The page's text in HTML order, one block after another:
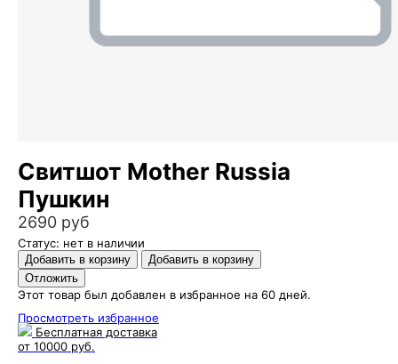
Свитшот Mother Russia
Пушкин
2690 руб
Статус: нет в наличии
Этот товар был добавлен в избранное на 60 дней.
Просмотреть избранное
Бесплатная доставка
от 10000 руб.